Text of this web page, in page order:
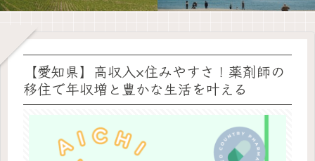
【愛知県】高収入×住みやすさ！薬剤師の
移住で年収増と豊かな生活を叶える